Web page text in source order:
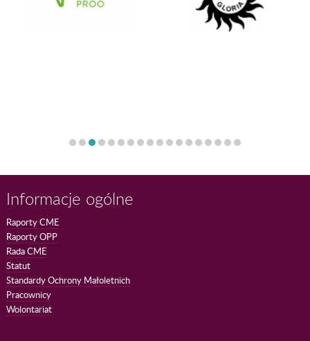
Informacje ogólne
Raporty CME
Raporty OPP
Rada CME
Statut
Standardy Ochrony Małoletnich
Pracownicy
Wolontariat